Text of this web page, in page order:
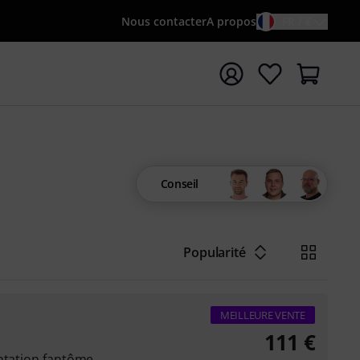
Nous contacterA propos
la recherche avec le terme de recherche
Conseil
Popularité
MEILLEURE VENTE
111 €